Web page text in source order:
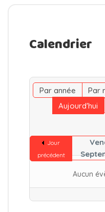
Calendrier
Par année Par
Aujourd'hui
Jour
précédent
Aucun